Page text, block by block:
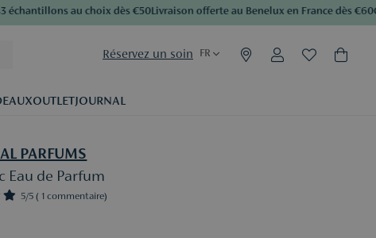
au choix dès €50Livraison offerte au Benelux en France dès €60
Réservez un soin FR
OUTLETJOURNAL
PARFUMS
Eau de Parfum
5/5 ( 1 commentaire)